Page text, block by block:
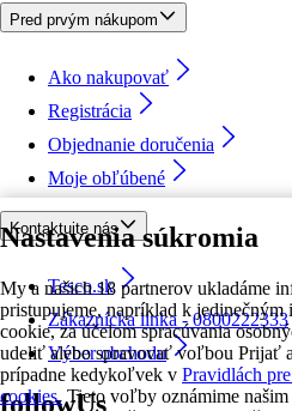
Nastavenia súkromia
My a našich 18 partnerov ukladáme
pristupujeme, napríklad k
cookie, za účelom spracúvania
udeliť alebo spravovať voľbou Prijať
prípadne kedykoľvek v Pravidlách
cookies. Tieto voľby oznámime
Pred prvým nákupom
Ako nakupovať
Registrácia
Objednanie doručenia
Moje obľúbené
Kontaktujte nás
Tesco.sk
Zákaznícka linka - 0800222333
Výber obchodu
followUs